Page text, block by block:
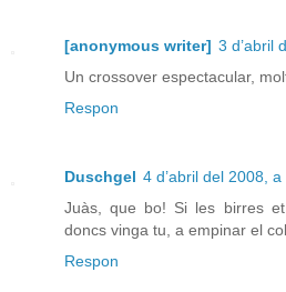
[anonymous writer] 3 d’abril
Un crossover espectacular,
Respon
Duschgel 4 d’abril del 2008,
Juàs, que bo! Si les birres
doncs vinga tu, a empinar el
Respon